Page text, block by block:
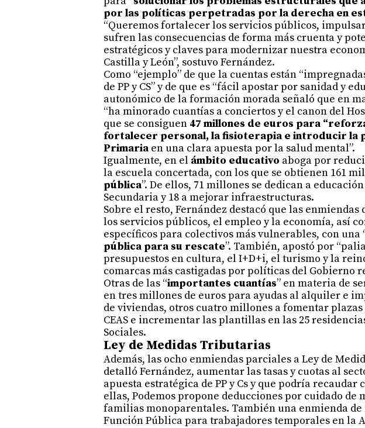
por las políticas perpetradas por la derecha en
“Queremos fortalecer los servicios públicos,
sufren las consecuencias de forma más cruenta y
estratégicos y claves para modernizar nuestra
Castilla y León”, sostuvo Fernández.
Como “ejemplo” de que la cuentas están
de PP y CS” y de que es “fácil apostar por sanidad y
autonómico de la formación morada señaló que en
“ha minorado cuantías a conciertos y el canon del
que se consiguen 47 millones de euros para
fortalecer personal, la fisioterapia e introducir la
Primariaen una clara apuesta por la salud mental”.
Igualmente, en el ámbito educativo aboga por
la escuela concertada, con los que se obtienen 161
pública”. De ellos, 71 millones se dedican a
Secundaria y 18 a mejorar infraestructuras.
Sobre el resto, Fernández destacó que las
los servicios públicos, el empleo y la economía, así
específicos para colectivos más vulnerables, con una
pública para su rescate”. También, apostó por
presupuestos en cultura, el I+D+i, el turismo y la
comarcas más castigadas por políticas del Gobierno
Otras de las “importantes cuantías” en materia de
en tres millones de euros para ayudas al alquiler e
de viviendas, otros cuatro millones a fomentar
CEAS e incrementar las plantillas en las 25
Sociales.
Ley de Medidas Tributarias
Además, las ocho enmiendas parciales a Ley de
detalló Fernández, aumentar las tasas y cuotas al
apuesta estratégica de PP y Cs y que podría recaudar
ellas, Podemos propone deducciones por cuidado de
familias monoparentales. También una enmienda de
Función Pública para trabajadores temporales en la